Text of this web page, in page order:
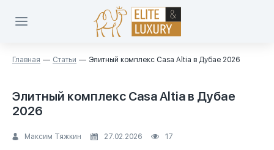
Главная Статьи Элитный комплекс Casa Altia в Дубае 2026
Элитный комплекс Casa Altia в Дубае
2026
Максим Тяжкин 27.02.2026 17